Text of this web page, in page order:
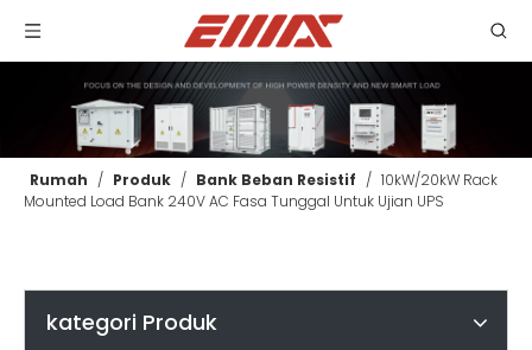
Rumah / Produk / Bank Beban Resistif / 10kW/20kW Rack
Mounted Load Bank 240V AC Fasa Tunggal Untuk Ujian UPS
kategori Produk